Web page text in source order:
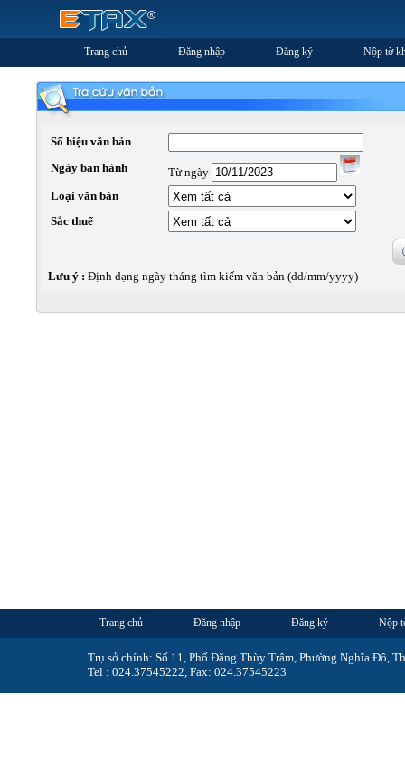
Trang chủ Đăng nhập Đăng ký Nộp tờ
Số hiệu văn bản
Ngày ban hành
Từ ngày
Loại văn bản
Sắc thuế
Lưu ý : Định dạng ngày tháng tìm kiếm văn bản (dd/mm/yyyy)
Trang chủ Đăng nhập Đăng ký Nộp
Trụ sở chính: Số 11, Phố Đặng Thùy Trâm, Phường Nghĩa Đô,
Tel : 024.37545222, Fax: 024.37545223